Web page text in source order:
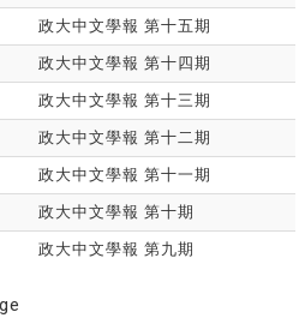
政大中文學報 第十五期
政大中文學報 第十四期
政大中文學報 第十三期
政大中文學報 第十二期
政大中文學報 第十一期
政大中文學報 第十期
政大中文學報 第九期